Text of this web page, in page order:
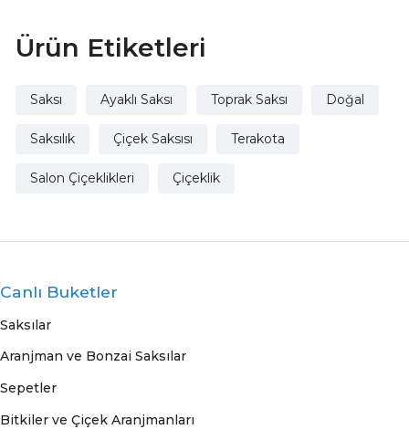
Ürün Etiketleri
Saksı Ayaklı Saksı Toprak Saksı Doğal
Saksılık Çiçek Saksısı Terakota
Salon Çiçeklikleri Çiçeklik
Canlı Buketler
Saksılar
Aranjman ve Bonzai Saksılar
Sepetler
Bitkiler ve Çiçek Aranjmanları